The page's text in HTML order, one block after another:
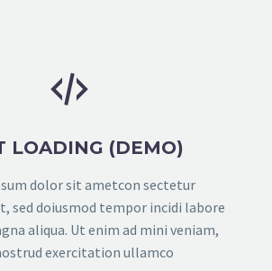


LOADING (DEMO)
dolor sit ametcon sectetur
sed doiusmod tempor incidi labore
aliqua. Ut enim ad mini veniam,
exercitation ullamco